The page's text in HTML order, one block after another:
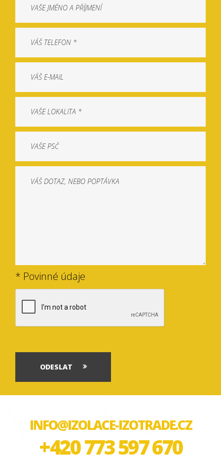
* Povinné údaje
ODESLAT
INFO@IZOLACE-IZOTRADE.CZ
+420 773 597 670